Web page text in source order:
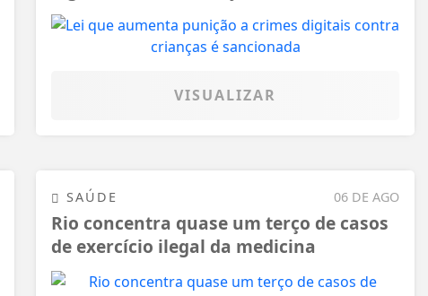
VISUALIZAR
06 DE AGO
SAÚDE
Rio concentra quase um terço de casos
de exercício ilegal da medicina